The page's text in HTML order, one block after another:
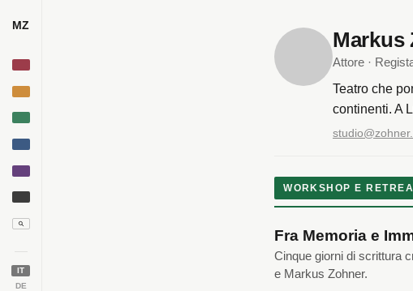
MZ
IT
DE
Markus
Attore ·
Teatro che
continenti. A
WORKSHOP E
Fra Memoria e
Cinque giorni di scrittura
e Markus Zohner.